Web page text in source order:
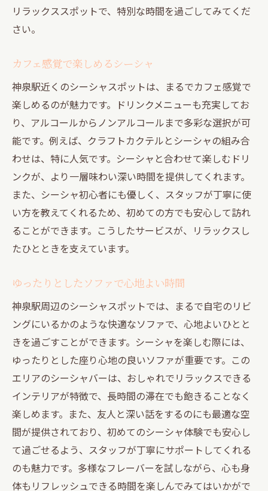
リラックススポットで、特別な時間を過ごしてみてくだ
さい。
カフェ感覚で楽しめるシーシャ
神泉駅近くのシーシャスポットは、まるでカフェ感覚で
楽しめるのが魅力です。ドリンクメニューも充実してお
り、アルコールからノンアルコールまで多彩な選択が可
能です。例えば、クラフトカクテルとシーシャの組み合
わせは、特に人気です。シーシャと合わせて楽しむドリ
ンクが、より一層味わい深い時間を提供してくれます。
また、シーシャ初心者にも優しく、スタッフが丁寧に使
い方を教えてくれるため、初めての方でも安心して訪れ
ることができます。こうしたサービスが、リラックスし
たひとときを支えています。
ゆったりとしたソファで心地よい時間
神泉駅周辺のシーシャスポットでは、まるで自宅のリビ
ングにいるかのような快適なソファで、心地よいひとと
きを過ごすことができます。シーシャを楽しむ際には、
ゆったりとした座り心地の良いソファが重要です。この
エリアのシーシャバーは、おしゃれでリラックスできる
インテリアが特徴で、長時間の滞在でも飽きることなく
楽しめます。また、友人と深い話をするのにも最適な空
間が提供されており、初めてのシーシャ体験でも安心し
て過ごせるよう、スタッフが丁寧にサポートしてくれる
のも魅力です。多様なフレーバーを試しながら、心も身
体もリフレッシュできる時間を楽しんでみてはいかがで